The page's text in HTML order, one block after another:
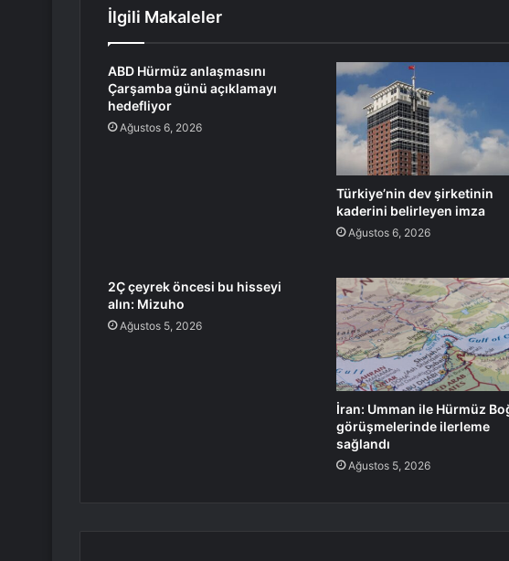
İlgili Makaleler
ABD Hürmüz anlaşmasını
Çarşamba günü açıklamayı
hedefliyor
Ağustos 6, 2026
Türkiye’nin dev şirketinin
kaderini belirleyen imza
Ağustos 6, 2026
2Ç çeyrek öncesi bu hisseyi
alın: Mizuho
Ağustos 5, 2026
İran: Umman ile Hürmüz
görüşmelerinde ilerleme
sağlandı
Ağustos 5, 2026